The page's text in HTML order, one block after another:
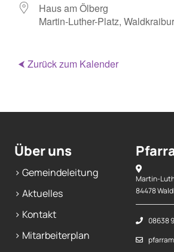
Haus am Ölberg
Martin-Luther-Platz,
⮜ Zurück zum Kalender
Über uns
> Gemeindeleitung
> Aktuelles
> Kontakt
> Mitarbeiterplan
Martin-
84478
08638